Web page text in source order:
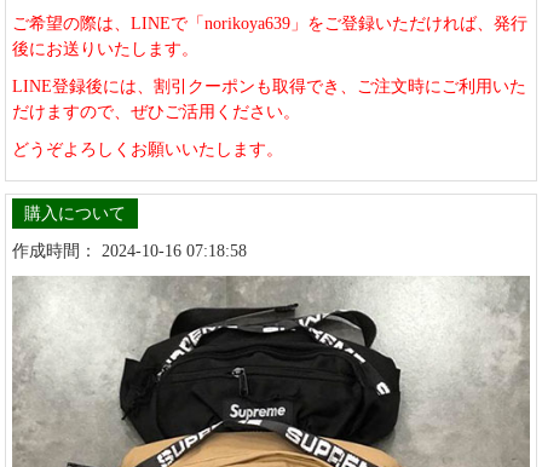
ご希望の際は、LINEで「norikoya639」をご登録いただければ、発行
後にお送りいたします。
LINE登録後には、割引クーポンも取得でき、ご注文時にご利用いた
だけますので、ぜひご活用ください。
どうぞよろしくお願いいたします。
購入について
作成時間： 2024-10-16 07:18:58